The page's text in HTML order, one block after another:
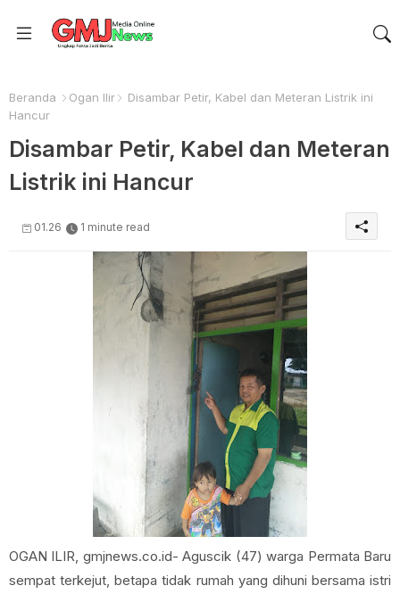
Beranda Ogan Ilir
Disambar Petir, Kabel dan Meteran Listrik ini
Hancur
Disambar Petir, Kabel dan Meteran
Listrik ini Hancur
01.26 1 minute read
OGAN ILIR, gmjnews.co.id- Aguscik (47) warga Permata Baru
sempat terkejut, betapa tidak rumah yang dihuni bersama istri